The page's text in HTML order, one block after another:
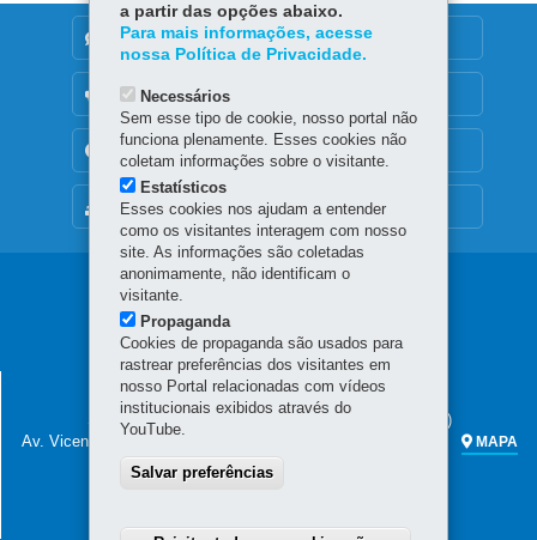
MAPA DO SITE
DENUNCIE CORRUPÇÃO
OUVIDORIA
TRANSPARÊNCIA INSTITUCIONAL
Navegação
principal
SECRETARIA DA FAZENDA
Sede administrativa (não há atendimento ao público)
Av. Vicente Machado, 445 - Centro
MAPA
Atendimento telefônico das 7h às 19h
0800 041 1528(apenas fixo)
a partir das opções abaixo.
Para mais informações, acesse
nossa Política de Privacidade.
Necessários
Sem esse tipo de cookie, nosso portal não
funciona plenamente. Esses cookies não
coletam informações sobre o visitante.
Estatísticos
Esses cookies nos ajudam a entender
como os visitantes interagem com nosso
site. As informações são coletadas
anonimamente, não identificam o
visitante.
Propaganda
Cookies de propaganda são usados para
rastrear preferências dos visitantes em
nosso Portal relacionadas com vídeos
institucionais exibidos através do
YouTube.
Salvar preferências